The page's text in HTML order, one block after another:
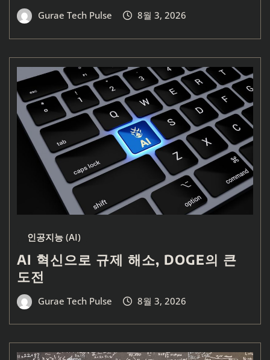
Gurae Tech Pulse 8월 3, 2026
인공지능 (AI)
AI 혁신으로 규제 해소, DOGE의 큰
도전
Gurae Tech Pulse 8월 3, 2026